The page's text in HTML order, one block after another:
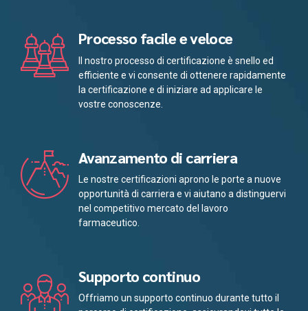
Processo facile e veloce
Il nostro processo di certificazione è snello ed
efficiente e vi consente di ottenere rapidamente
la certificazione e di iniziare ad applicare le
vostre conoscenze.
Avanzamento di carriera
Le nostre certificazioni aprono le porte a nuove
opportunità di carriera e vi aiutano a distinguervi
nel competitivo mercato del lavoro
farmaceutico.
Supporto continuo
Offriamo un supporto continuo durante tutto il